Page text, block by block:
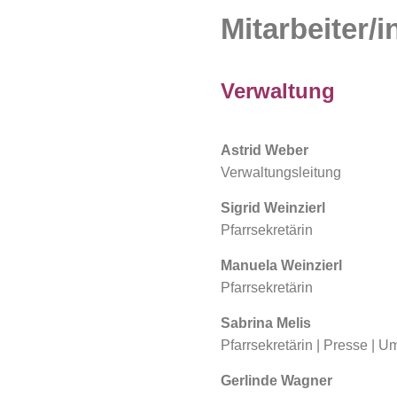
Mitarbeiter/
Verwaltung
Astrid Weber
Verwaltungsleitung
Sigrid Weinzierl
Pfarrsekretärin
Manuela Weinzierl
Pfarrsekretärin
Sabrina Melis
Pfarrsekretärin | Presse |
Gerlinde Wagner